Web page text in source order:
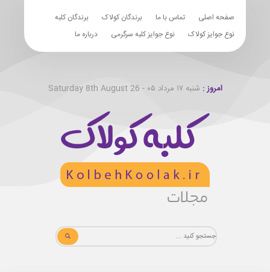
صفحه اصلی تماس با ما برندگان کولاک
برندگان کلبه
نوع جوایز کولاک
نوع جوایز کلبه سرگرمی درباره ما
امروز : شنبه ۱۷ مرداد ۰۵ - Saturday 8th August 26